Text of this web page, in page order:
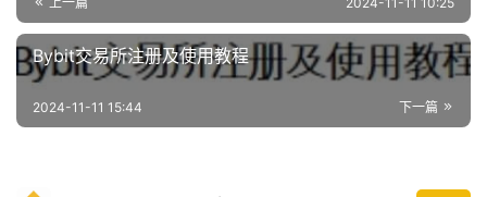
Bybit交易所注册及使用教程
下一篇
2024-11-11 15:44